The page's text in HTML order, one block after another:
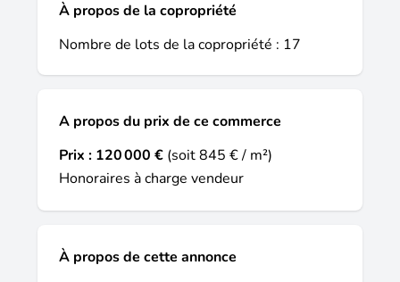
À propos de la copropriété
Nombre de lots de la copropriété : 17
A propos du prix de ce commerce
Prix : 120 000 € (soit 845 € / m²)
Honoraires à charge vendeur
À propos de cette annonce